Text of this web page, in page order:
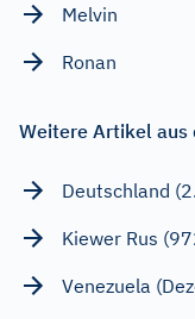
Melvin
Ronan
Weitere Artikel aus
Deutschland
Kiewer Rus
Venezuela